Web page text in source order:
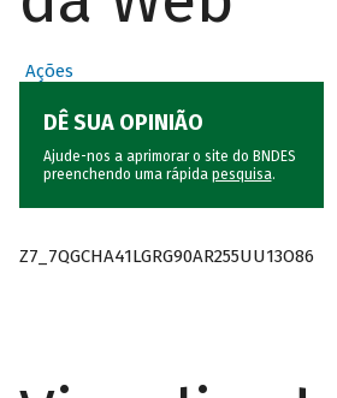
Ações
DÊ SUA OPINIÃO
Ajude-nos a aprimorar o site do BNDES
preenchendo uma rápida pesquisa.
Z7_7QGCHA41LGRG90AR255UU13O86